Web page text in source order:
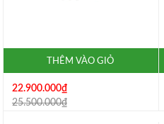
THÊM VÀO GIỎ
22.900.000₫
25.500.000₫